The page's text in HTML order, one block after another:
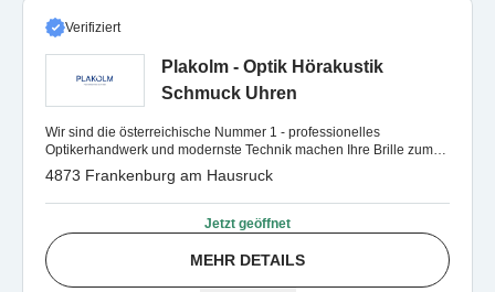
Verifiziert
Plakolm - Optik Hörakustik
Schmuck Uhren
Wir sind die österreichische Nummer 1 - professionelles
Optikerhandwerk und modernste Technik machen Ihre Brille zum
stylishen Begleiter
4873 Frankenburg am Hausruck
Jetzt geöffnet
MEHR DETAILS